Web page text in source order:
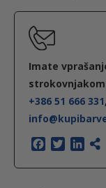
t
Imate
+386 51 666 331,
c
i
L
n